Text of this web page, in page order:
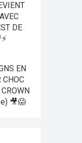
DE
EN
CHOC
🎥😱